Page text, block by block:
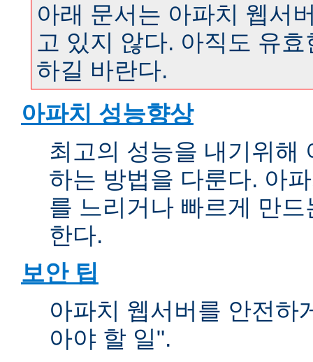
아래 문서는 아파치 웹서
고 있지 않다. 아직도 유
하길 바란다.
아파치 성능향상
최고의 성능을 내기위해
하는 방법을 다룬다. 아
를 느리거나 빠르게 만
한다.
보안 팁
아파치 웹서버를 안전하
아야 할 일".